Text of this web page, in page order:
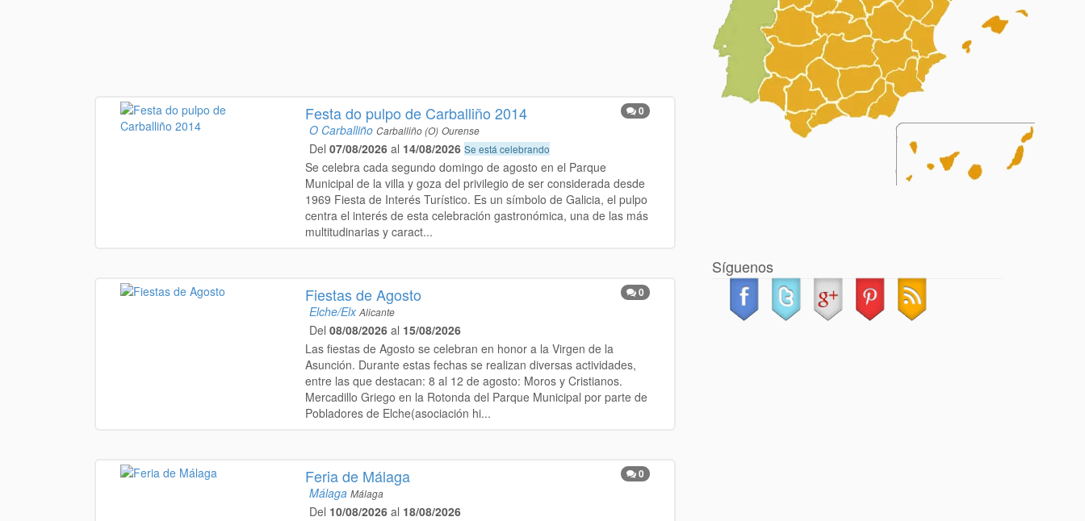
0
Festa do pulpo de Carballiño 2014
O Carballiño Carballiño (O) Ourense
Del 07/08/2026al 14/08/2026 Se está celebrando
Se celebra cada segundo domingo de agosto en el Parque
Municipal de la villa y goza del privilegio de ser considerada desde
1969 Fiesta de Interés Turístico. Es un símbolo de Galicia, el pulpo
centra el interés de esta celebración gastronómica, una de las más
multitudinarias y caract...
0
Fiestas de Agosto
Elche/Elx Alicante
Del 08/08/2026al 15/08/2026
Las fiestas de Agosto se celebran en honor a la Virgen de la
Asunción. Durante estas fechas se realizan diversas actividades,
entre las que destacan: 8 al 12 de agosto: Moros y Cristianos.
Mercadillo Griego en la Rotonda del Parque Municipal por parte de
Pobladores de Elche(asociación hi...
0
Feria de Málaga
Málaga Málaga
Del 10/08/2026al 18/08/2026
Síguenos